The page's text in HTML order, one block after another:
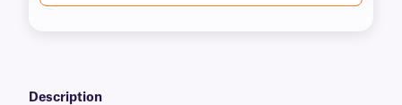
Description